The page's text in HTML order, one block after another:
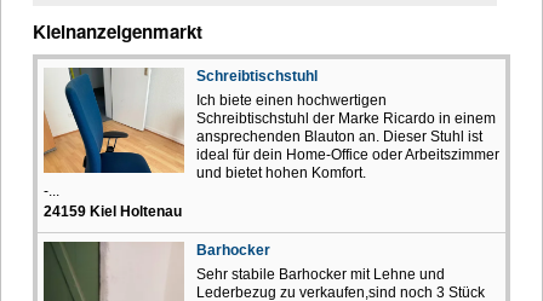
Kleinanzeigenmarkt
Schreibtischstuhl
Ich biete einen hochwertigen
Schreibtischstuhl der Marke Ricardo in einem
ansprechenden Blauton an. Dieser Stuhl ist
ideal für dein Home-Office oder Arbeitszimmer
und bietet hohen Komfort.
-...
24159 Kiel Holtenau
Barhocker
Sehr stabile Barhocker mit Lehne und
Lederbezug zu verkaufen,sind noch 3 Stück